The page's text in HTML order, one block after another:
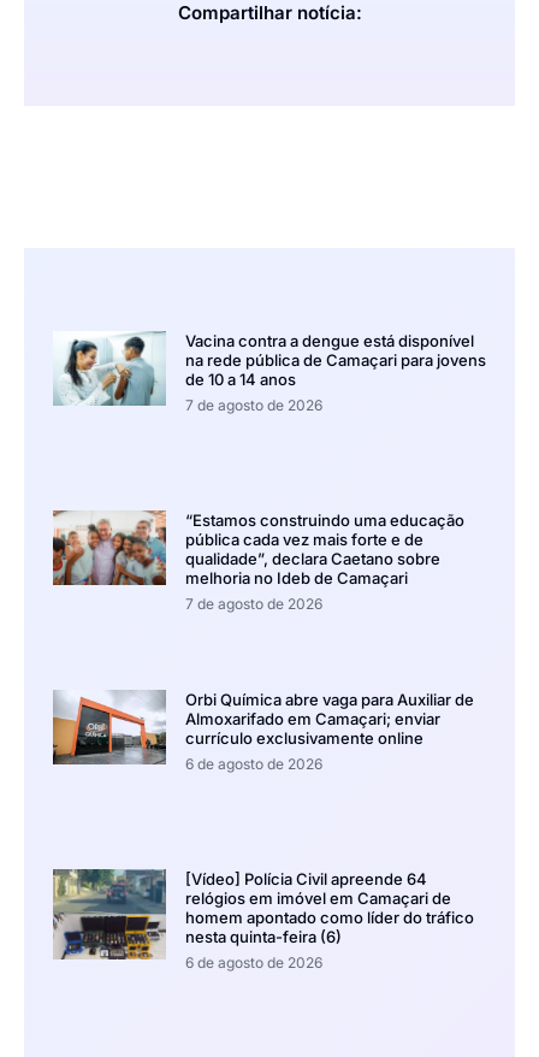
Compartilhar notícia:
Vacina contra a dengue está disponível
na rede pública de Camaçari para jovens
de 10 a 14 anos
7 de agosto de 2026
“Estamos construindo uma educação
pública cada vez mais forte e de
qualidade”, declara Caetano sobre
melhoria no Ideb de Camaçari
7 de agosto de 2026
Orbi Química abre vaga para Auxiliar de
Almoxarifado em Camaçari; enviar
currículo exclusivamente online
6 de agosto de 2026
[Vídeo] Polícia Civil apreende 64
relógios em imóvel em Camaçari de
homem apontado como líder do tráfico
nesta quinta-feira (6)
6 de agosto de 2026